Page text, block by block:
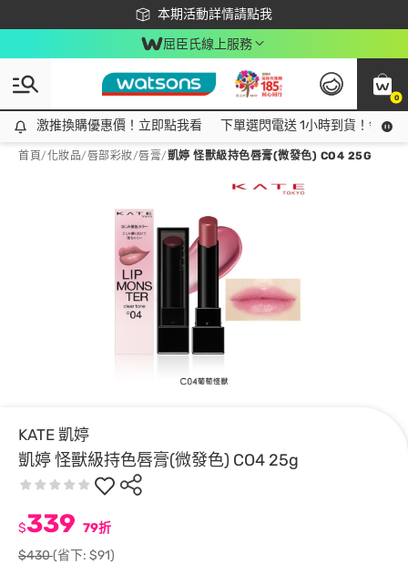
本期活動詳情請點我
下載app最高回饋$350
屈臣氏線上服務
0
激推換購優惠價！立即點我看
激推換購優惠價！立即點我看 下單選閃電送 1小時到貨！領神
首頁/化妝品/唇部彩妝/唇膏/凱婷 怪獸級持色唇膏(微發色) CO4 25G
KATE 凱婷
凱婷 怪獸級持色唇膏(微發色) CO4 25g
$339 79折
$430(省下: $91)